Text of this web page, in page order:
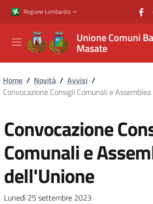
Vai al contenuto principale
Vai al footer
Regione Lombardia
Unione Comuni
Masate
Home / Novità / Avvisi /
Convocazione Consigli Comunali e
Convocazione
Comunali e
dell'Unione
Lunedì 25 settembre 2023